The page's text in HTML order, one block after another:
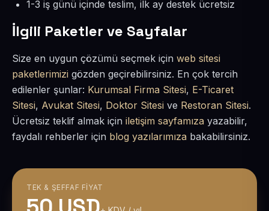
1-3 iş günü içinde teslim, ilk ay destek ücretsiz
İlgili Paketler ve Sayfalar
Size en uygun çözümü seçmek için web sitesi
paketlerimizi gözden geçirebilirsiniz. En çok tercih
edilenler şunlar: Kurumsal Firma Sitesi, E-Ticaret
Sitesi, Avukat Sitesi, Doktor Sitesi ve Restoran Sitesi.
Ücretsiz teklif almak için iletişim sayfamıza yazabilir,
faydalı rehberler için blog yazılarımıza bakabilirsiniz.
TEK & ŞEFFAF FIYAT